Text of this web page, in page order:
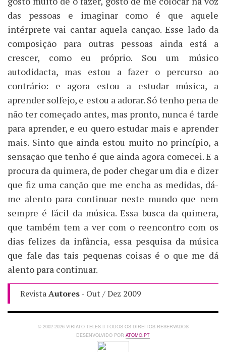
das pessoas e imaginar como é que aquele
intérprete vai cantar aquela canção. Esse lado da
composição para outras pessoas ainda está a
crescer, como eu próprio. Sou um músico
autodidacta, mas estou a fazer o percurso ao
contrário: e agora estou a estudar música, a
aprender solfejo, e estou a adorar. Só tenho pena de
não ter começado antes, mas pronto, nunca é tarde
para aprender, e eu quero estudar mais e aprender
mais. Sinto que ainda estou muito no princípio, a
sensação que tenho é que ainda agora comecei. E a
procura da quimera, de poder chegar um dia e dizer
que fiz uma canção que me encha as medidas, dá-
me alento para continuar neste mundo que nem
sempre é fácil da música. Essa busca da quimera,
que também tem a ver com o reencontro com os
dias felizes da infância, essa pesquisa da música
que fale das tais pequenas coisas é o que me dá
alento para continuar.
RevistaAutores- Out / Dez 2009
© 2002-2026 VIRIATO TELES TODOS OS DIREITOS RESERVADOS
DESENVOLVIDO POR ATOMO.PT